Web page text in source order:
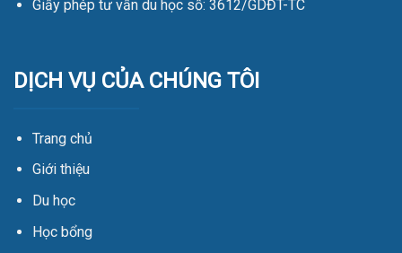
Giấy phép tư vấn du học số: 3612/GDĐT-TC
DỊCH VỤ CỦA CHÚNG TÔI
Trang chủ
Giới thiệu
Du học
Học bổng